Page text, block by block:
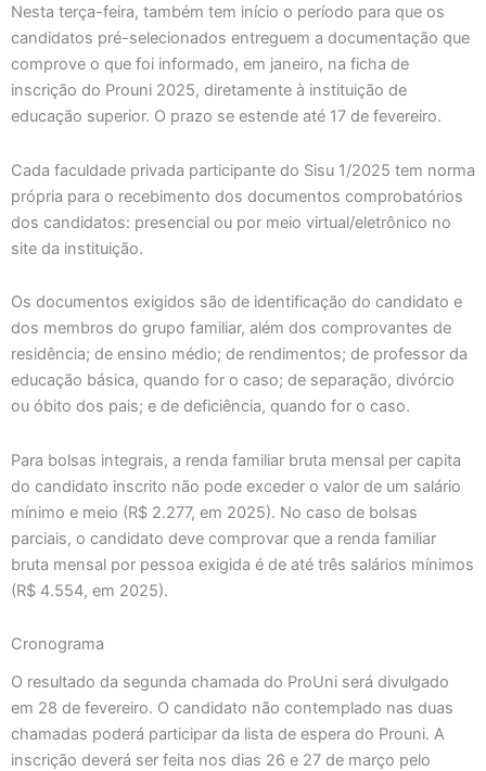
Nesta terça-feira, também tem início o período para que os
candidatos pré-selecionados entreguem a documentação que
comprove o que foi informado, em janeiro, na ficha de
inscrição do Prouni 2025, diretamente à instituição de
educação superior. O prazo se estende até 17 de fevereiro.
Cada faculdade privada participante do Sisu 1/2025 tem norma
própria para o recebimento dos documentos comprobatórios
dos candidatos: presencial ou por meio virtual/eletrônico no
site da instituição.
Os documentos exigidos são de identificação do candidato e
dos membros do grupo familiar, além dos comprovantes de
residência; de ensino médio; de rendimentos; de professor da
educação básica, quando for o caso; de separação, divórcio
ou óbito dos pais; e de deficiência, quando for o caso.
Para bolsas integrais, a renda familiar bruta mensal per capita
do candidato inscrito não pode exceder o valor de um salário
mínimo e meio (R$ 2.277, em 2025). No caso de bolsas
parciais, o candidato deve comprovar que a renda familiar
bruta mensal por pessoa exigida é de até três salários mínimos
(R$ 4.554, em 2025).
Cronograma
O resultado da segunda chamada do ProUni será divulgado
em 28 de fevereiro. O candidato não contemplado nas duas
chamadas poderá participar da lista de espera do Prouni. A
inscrição deverá ser feita nos dias 26 e 27 de março pelo